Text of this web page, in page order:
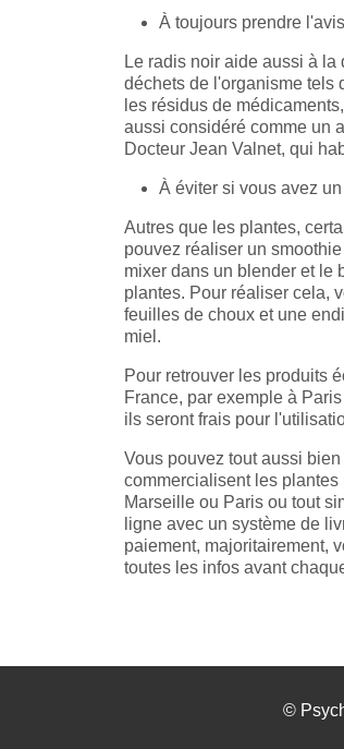
À toujours prendre
Le radis noir aide aussi à
déchets de l'organisme tels
les résidus de
aussi considéré comme un
Docteur Jean Valnet, qui
À éviter si vous avez
Autres que les plantes,
pouvez réaliser un
mixer dans un blender et le
plantes. Pour réaliser cela,
feuilles de choux et une
miel.
Pour retrouver les produits
France, par exemple à
ils seront frais pour
Vous pouvez tout aussi
commercialisent les
Marseille ou Paris ou tout
ligne avec un système de
paiement, majoritairement,
toutes les infos avant
©